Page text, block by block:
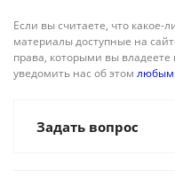
Если вы считаете, что какое-
материалы доступные на
права, которыми вы
уведомить нас об этом любым
Задать вопрос